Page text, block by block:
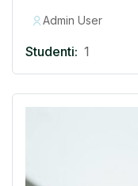
Admin User
Studenti: 1